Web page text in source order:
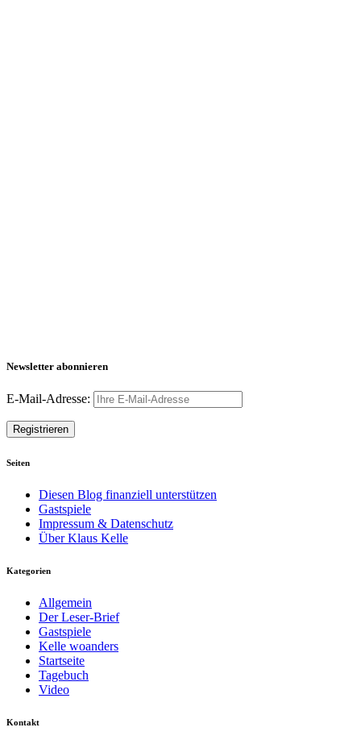
Newsletter abonnieren
E-Mail-Adresse:
Seiten
Diesen Blog finanziell unterstützen
Gastspiele
Impressum & Datenschutz
Über Klaus Kelle
Kategorien
Allgemein
Der Leser-Brief
Gastspiele
Kelle woanders
Startseite
Tagebuch
Video
Kontakt